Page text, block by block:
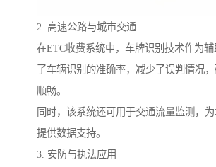
2. 高速公路与城市交通
在ETC收费系统中，车牌识别技术作为
了车辆识别的准确率，减少了误判情况
顺畅。
同时，该系统还可用于交通流量监测，
提供数据支持。
3. 安防与执法应用